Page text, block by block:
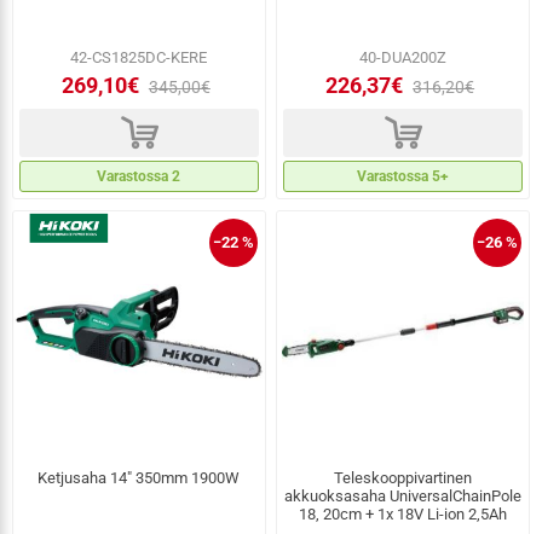
42-CS1825DC-KERE
269,10€ 345,00€
d
Varastossa 2
40-DUA200Z
226,37€ 316,20€
d
Varastossa 5+
−22 %
Ketjusaha 14" 350mm 1900W
−26 %
Teleskooppivartinen
akkuoksasaha UniversalChainPole
18, 20cm + 1x 18V Li-ion 2,5Ah